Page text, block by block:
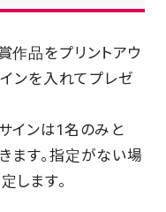
作品をプリントアウ
ンを入れてプレゼ
インは1名のみと
ます。指定がない場
します。